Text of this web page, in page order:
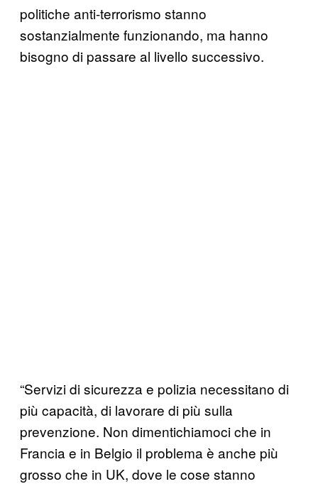
politiche anti-terrorismo stanno
sostanzialmente funzionando, ma hanno
bisogno di passare al livello successivo.
“Servizi di sicurezza e polizia necessitano di
più capacità, di lavorare di più sulla
prevenzione. Non dimentichiamoci che in
Francia e in Belgio il problema è anche più
grosso che in UK, dove le cose stanno